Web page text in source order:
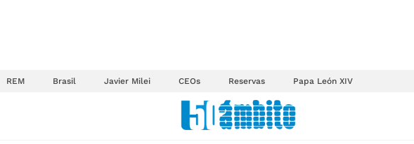
REM Brasil Javier Milei CEOs Reservas Papa León XIV